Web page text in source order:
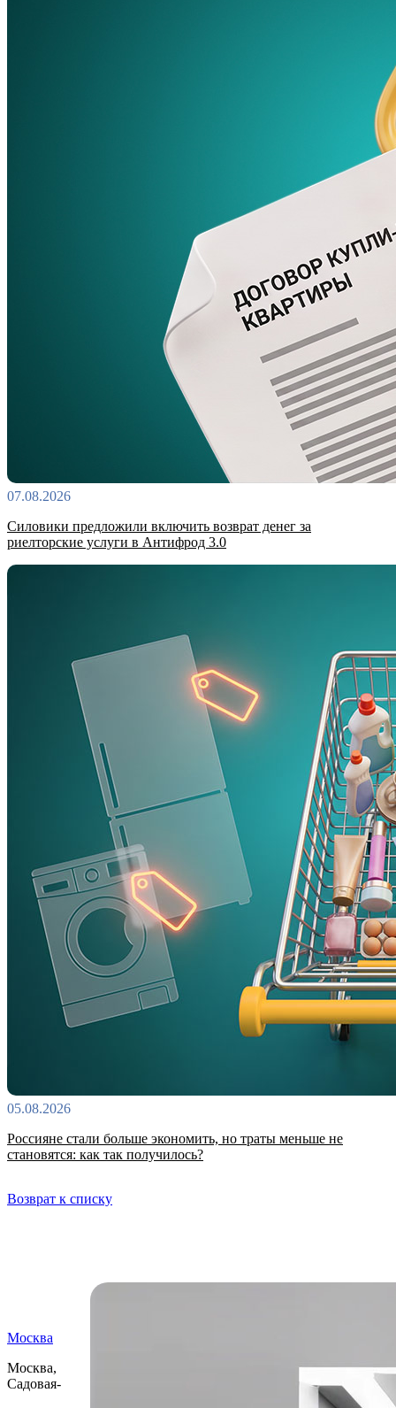
07.08.2026
Силовики предложили включить возврат денег за
риелторские услуги в Антифрод 3.0
05.08.2026
Россияне стали больше экономить, но траты меньше не
становятся: как так получилось?
Возврат к списку
Москва
Москва,
Садовая-